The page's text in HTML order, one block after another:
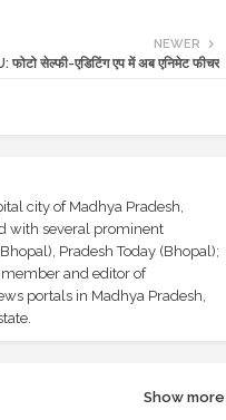
NEWER
फोटो सेल्फी-एडिटिंग एप में अब एनिमेट फीचर
city of Madhya Pradesh,
with several prominent
Pradesh Today (Bhopal);
and editor of
portals in Madhya Pradesh,
Show more